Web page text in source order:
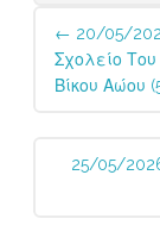
Post
← 20/05/
Σχολείο
Βίκου Αώου
25/05/